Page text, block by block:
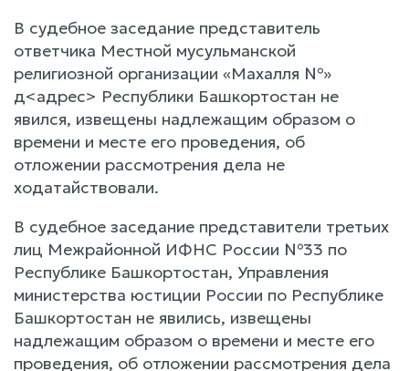
В судебное заседание представитель
ответчика Местной мусульманской
религиозной организации «Махалля №»
д<адрес> Республики Башкортостан не
явился, извещены надлежащим образом о
времени и месте его проведения, об
отложении рассмотрения дела не
ходатайствовали.
В судебное заседание представители третьих
лиц Межрайонной ИФНС России №33 по
Республике Башкортостан, Управления
министерства юстиции России по Республике
Башкортостан не явились, извещены
надлежащим образом о времени и месте его
проведения, об отложении рассмотрения дела